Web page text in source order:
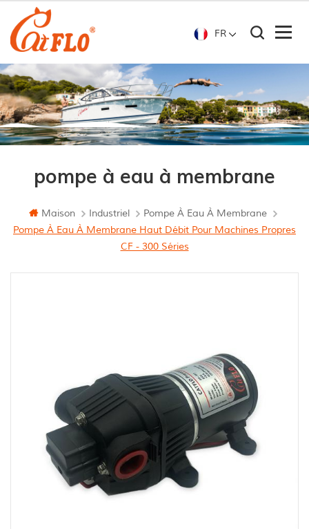
FR
pompe à eau à membrane
Maison Industriel
Pompe À Eau À Membrane
Pompe À Eau À Membrane Haut Débit Pour Machines Propres
CF - 300 Séries